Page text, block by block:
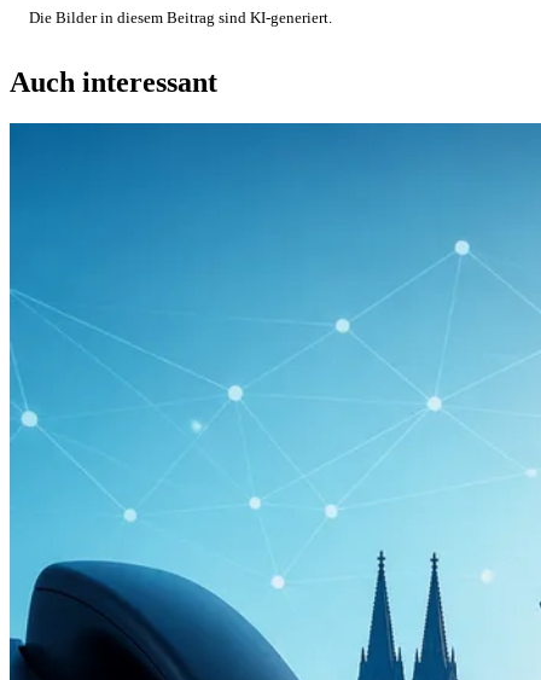
Die Bilder in diesem Beitrag sind KI-generiert.
Auch interessant